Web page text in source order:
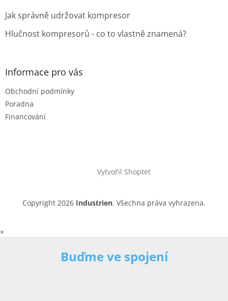
Jak správně udržovat kompresor
Hlučnost kompresorů - co to vlastně znamená?
Informace pro vás
Obchodní podmínky
Poradna
Financování
Vytvořil Shoptet
Copyright 2026 Industrien. Všechna práva vyhrazena.
×
Buďme ve spojení